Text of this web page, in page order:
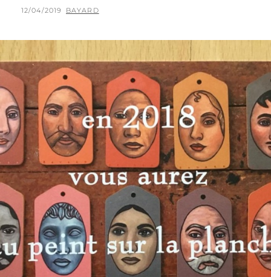
POSTED
12/04/2019 BY
BAYARD